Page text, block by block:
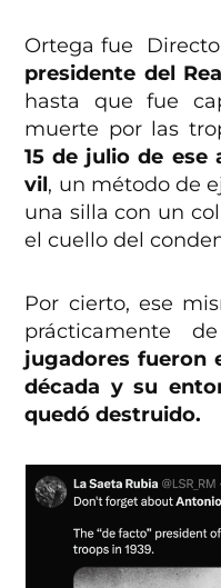
Ortega fue
presidente del
hasta que fue
muerte por las
15 de julio de
vil, un método de
una silla con un
el cuello del
Por cierto, ese
prácticamente
jugadores fueron
década y su
quedó destruido.